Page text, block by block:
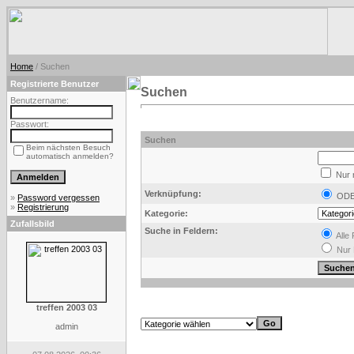
Home / Suchen
Registrierte Benutzer
Benutzername:
Passwort:
Beim nächsten Besuch
automatisch anmelden?
» Password vergessen
» Registrierung
Zufallsbild
treffen 2003 03
admin
Suchen
Suchen
Nur
Verknüpfung:
Kategorie:
Suche in Feldern:
Alle
Nur